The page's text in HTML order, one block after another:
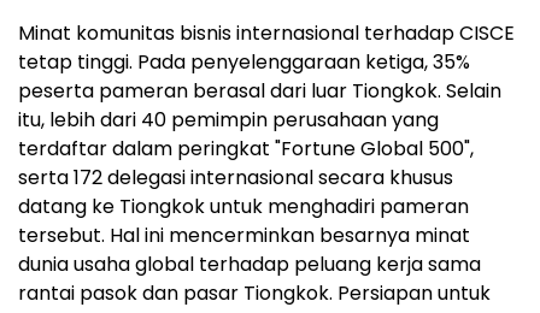
Minat komunitas bisnis internasional terhadap CISCE
tetap tinggi. Pada penyelenggaraan ketiga, 35%
peserta pameran berasal dari luar Tiongkok. Selain
itu, lebih dari 40 pemimpin perusahaan yang
terdaftar dalam peringkat "Fortune Global 500",
serta 172 delegasi internasional secara khusus
datang ke Tiongkok untuk menghadiri pameran
tersebut. Hal ini mencerminkan besarnya minat
dunia usaha global terhadap peluang kerja sama
rantai pasok dan pasar Tiongkok. Persiapan untuk